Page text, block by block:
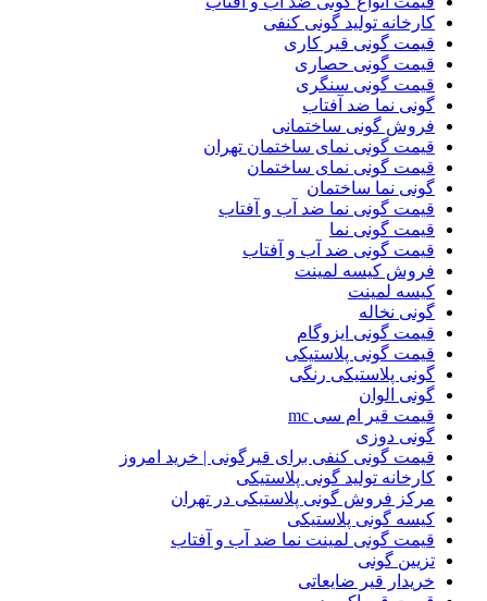
کارخانه تولید گونی کنفی
قیمت گونی قیر کاری
قیمت گونی حصاری
قیمت گونی سنگری
گونی نما ضد آفتاب
فروش گونی ساختمانی
قیمت گونی نمای ساختمان تهران
قیمت گونی نمای ساختمان
گونی نما ساختمان
قیمت گونی نما ضد آب و آفتاب
قیمت گونی نما
قیمت گونی ضد آب و آفتاب
فروش کیسه لمینت
کیسه لمینت
گونی نخاله
قیمت گونی ایزوگام
قیمت گونی پلاستیکی
گونی پلاستیکی رنگی
گونی الوان
قیمت قیر ام سی mc
گونی دوزی
قیمت گونی کنفی برای قیرگونی | خرید امروز
کارخانه تولید گونی پلاستیکی
مرکز فروش گونی پلاستیکی در تهران
کیسه گونی پلاستیکی
قیمت گونی لمینت نما ضد آب و آفتاب
تزیین گونی
خریدار قیر ضایعاتی